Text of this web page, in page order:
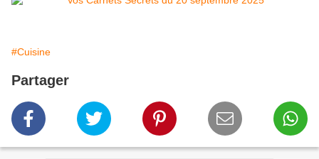
#Cuisine
Partager